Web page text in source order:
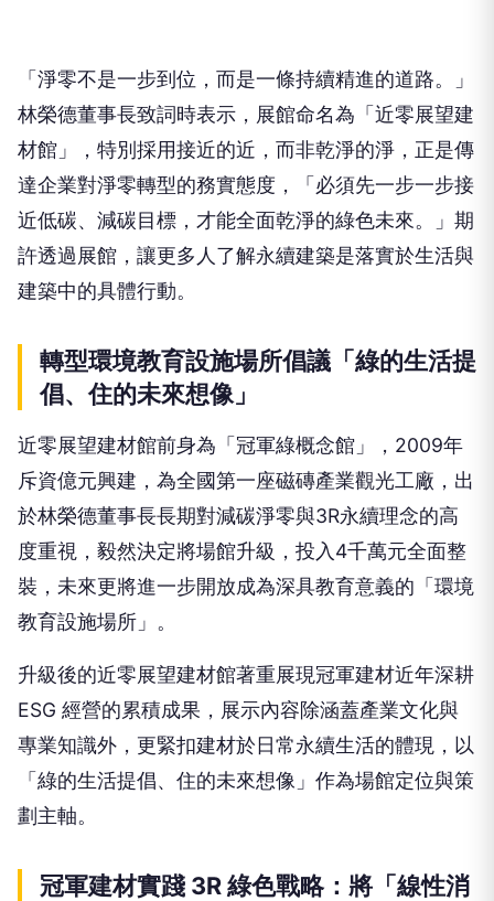
「淨零不是一步到位，而是一條持續精進的道路。」
林榮德董事長致詞時表示，展館命名為「近零展望建
材館」，特別採用接近的近，而非乾淨的淨，正是傳
達企業對淨零轉型的務實態度，「必須先一步一步接
近低碳、減碳目標，才能全面乾淨的綠色未來。」期
許透過展館，讓更多人了解永續建築是落實於生活與
建築中的具體行動。
轉型環境教育設施場所倡議「綠的生活提
倡、住的未來想像」
近零展望建材館前身為「冠軍綠概念館」，2009年
斥資億元興建，為全國第一座磁磚產業觀光工廠，出
於林榮德董事長長期對減碳淨零與3R永續理念的高
度重視，毅然決定將場館升級，投入4千萬元全面整
裝，未來更將進一步開放成為深具教育意義的「環境
教育設施場所」。
升級後的近零展望建材館著重展現冠軍建材近年深耕
ESG 經營的累積成果，展示內容除涵蓋產業文化與
專業知識外，更緊扣建材於日常永續生活的體現，以
「綠的生活提倡、住的未來想像」作為場館定位與策
劃主軸。
冠軍建材實踐 3R 綠色戰略：將「線性消